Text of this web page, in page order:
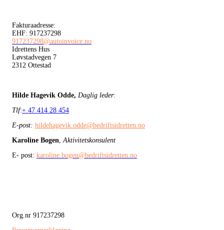
Fakturaadresse:
EHF: 917237298
917237298@autoinvoice.no
Idrettens Hus
Løvstadvegen 7
2312 Ottestad
Hilde Hagevik Odde, Daglig leder:
Tlf:+ 47 414 28 454
E-post: hildehagevik.odde@bedriftsidretten.no
Karoline Bogen,Aktivitetskonsulent
E- post: karoline.bogen@bedriftsidretten.no
Org.nr 917237298